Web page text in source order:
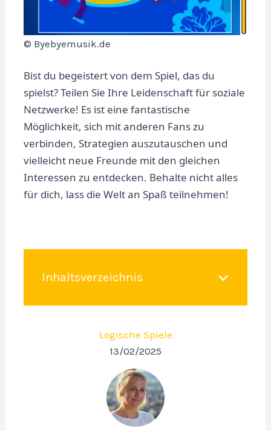
© Byebyemusik.de
Bist du begeistert von dem Spiel, das du
spielst? Teilen Sie Ihre Leidenschaft für soziale
Netzwerke! Es ist eine fantastische
Möglichkeit, sich mit anderen Fans zu
verbinden, Strategien auszutauschen und
vielleicht neue Freunde mit den gleichen
Interessen zu entdecken. Behalte nicht alles
für dich, lass die Welt an Spaß teilnehmen!
Inhaltsverzeichnis
Logische Spiele
13/02/2025